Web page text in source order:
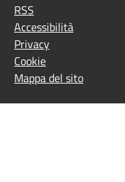
RSS
Accessibilità
Privacy
Cookie
Mappa del sito